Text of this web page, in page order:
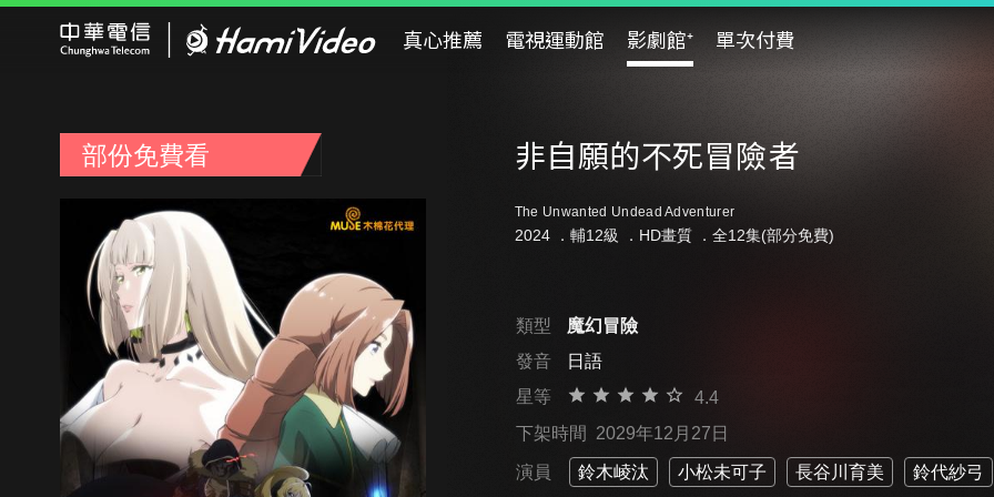
真心推薦 電視運動館 影劇館⁺ 單次付費
部份免費看 非自願的不死冒險者
The Unwanted Undead Adventurer
2024 ． 輔12級 ．HD畫質 ．全12集(部分免費)
類型
魔幻冒險
發音
日語
星等
4.4
下架時間 2029年12月27日
演員 鈴木崚汰 小松未可子 長谷川育美 鈴代紗弓